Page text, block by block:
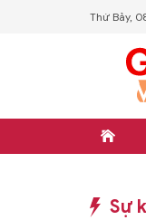
Thứ Bảy,
Sự
#Thực học - Thực